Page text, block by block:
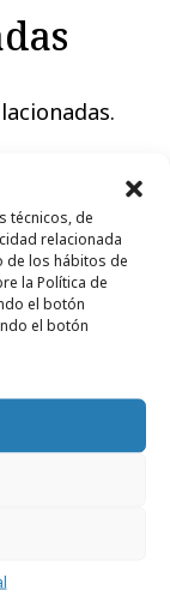
técnicos, de
relacionada
de los hábitos de
la Política de
el botón
el botón